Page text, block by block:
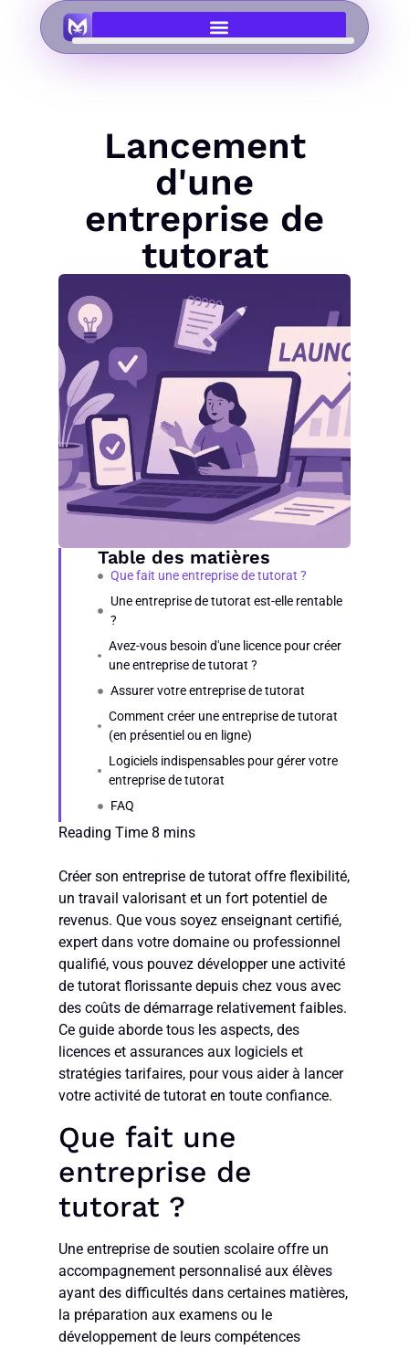
Lancement
d'une
entreprise de
tutorat
Table des matières
Que fait une entreprise de tutorat ?
Une entreprise de tutorat est-elle rentable
?
Avez-vous besoin d'une licence pour créer
une entreprise de tutorat ?
Assurer votre entreprise de tutorat
Comment créer une entreprise de tutorat
(en présentiel ou en ligne)
Logiciels indispensables pour gérer votre
entreprise de tutorat
FAQ
Créer son entreprise de tutorat offre flexibilité,
un travail valorisant et un fort potentiel de
revenus. Que vous soyez enseignant certifié,
expert dans votre domaine ou professionnel
qualifié, vous pouvez développer une activité
de tutorat florissante depuis chez vous avec
des coûts de démarrage relativement faibles.
Ce guide aborde tous les aspects, des
licences et assurances aux logiciels et
stratégies tarifaires, pour vous aider à lancer
votre activité de tutorat en toute confiance.
Que fait une
entreprise de
tutorat ?
Une entreprise de soutien scolaire offre un
accompagnement personnalisé aux élèves
ayant des difficultés dans certaines matières,
la préparation aux examens ou le
développement de leurs compétences